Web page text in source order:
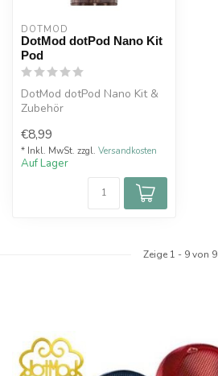
DOTMOD
DotMod dotPod Nano Kit
Pod
DotMod dotPod Nano Kit &
Zubehör
€8,99
* Inkl. MwSt. zzgl. Versandkosten
Auf Lager
Zeige 1 - 9von 9